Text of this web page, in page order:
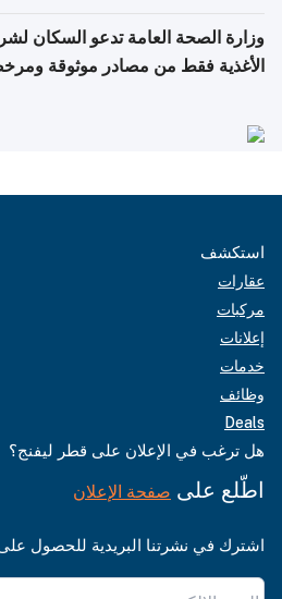
وزارة الصحة العامة تدعو السكان
الأغذية فقط من مصادر موثوقة
استكشف
عقارات
مركبات
إعلانات
خدمات
وظائف
Deals
هل ترغب في الإعلان على قطر ليفنج؟
اطّلع على صفحة الإعلان
اشترك في نشرتنا البريدية للحصول